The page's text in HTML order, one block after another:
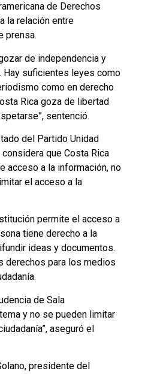
de Derechos
la relación entre
prensa.
de independencia y
Hay suficientes leyes como
como en derecho
Rica goza de libertad
sentenció.
del Partido Unidad
que Costa Rica
acceso a la información, no
el acceso a la
permite el acceso a
tiene derecho a la
ideas y documentos.
derechos para los medios
de Sala
y no se pueden limitar
aseguró el
presidente del